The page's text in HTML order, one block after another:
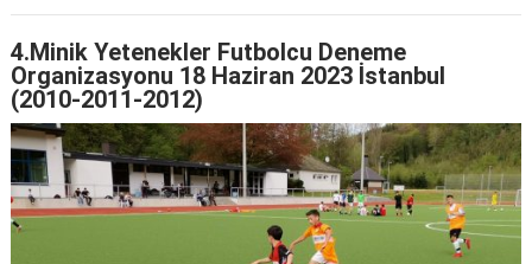
4.Minik Yetenekler Futbolcu Deneme
Organizasyonu 18 Haziran 2023 İstanbul
(2010-2011-2012)